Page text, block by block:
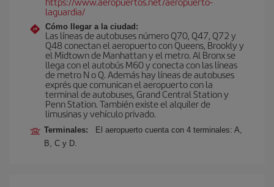
laguardia/
Cómo llegar a la ciudad:
Las líneas de autobuses número Q70, Q47, Q72 y
Q48 conectan el aeropuerto con Queens, Brookly y
el Midtown de Manhattan y el metro. Al Bronx se
llega con el autobús M60 y conecta con las líneas
de metro N o Q. Además hay líneas de autobuses
exprés que comunican el aeropuerto con la
terminal de autobuses, Grand Central Station y
Penn Station. También existe el alquiler de
limusinas y vehículo privado.
Terminales:
El aeropuerto cuenta con 4 terminales: A,
B, C y D.